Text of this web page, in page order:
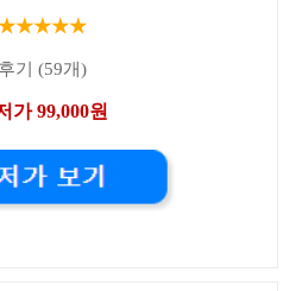
후기 (59개)
가 99,000원